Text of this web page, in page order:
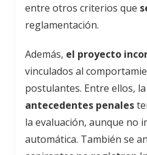
entre otros criterios que
reglamentación.
Además, el proyecto
vinculados al
postulantes. Entre ellos, la
antecedentes penales
la evaluación, aunque no
automática. También se